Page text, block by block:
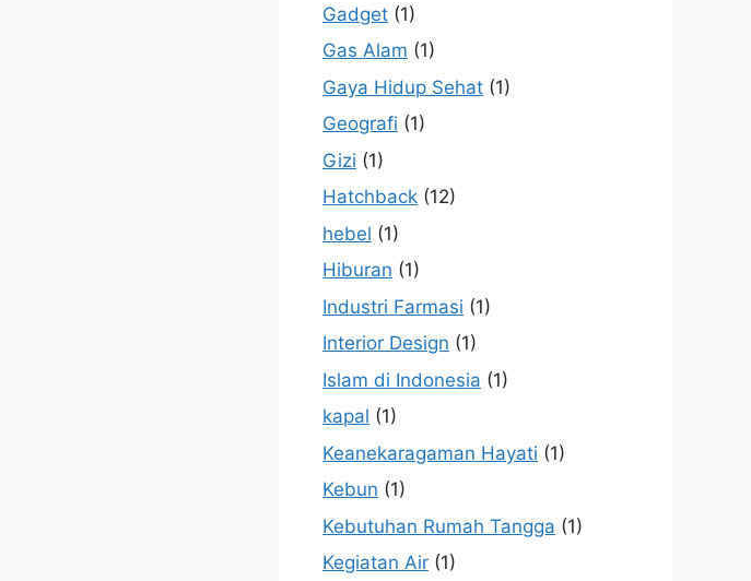
Gadget (1)
Gas Alam (1)
Gaya Hidup Sehat (1)
Geografi (1)
Gizi (1)
Hatchback (12)
hebel (1)
Hiburan (1)
Industri Farmasi (1)
Interior Design (1)
Islam di Indonesia (1)
kapal (1)
Keanekaragaman Hayati (1)
Kebun (1)
Kebutuhan Rumah Tangga (1)
Kegiatan Air (1)